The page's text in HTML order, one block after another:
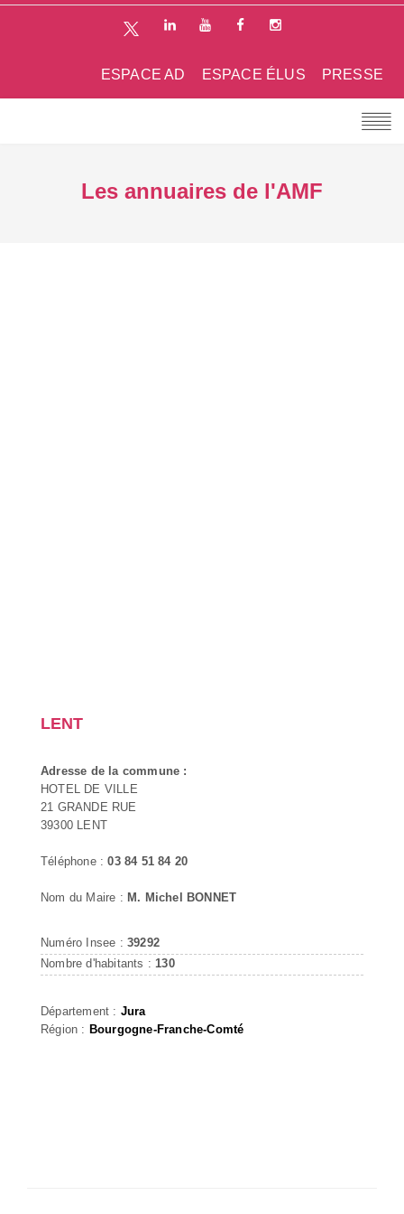
PRESSE
ESPACE ÉLUS
ESPACE AD
Les annuaires de l'AMF
LENT
Adresse de la commune :
HOTEL DE VILLE
21 GRANDE RUE
39300 LENT
Téléphone :03 84 51 84 20
Nom du Maire : M. Michel BONNET
Numéro Insee : 39292
Nombre d'habitants : 130
Département : Jura
Région : Bourgogne-Franche-Comté